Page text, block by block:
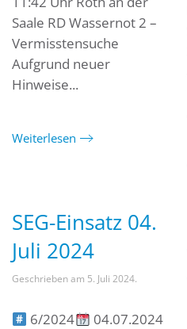
Saale RD Wassernot 2 –
Vermisstensuche
Aufgrund neuer
Hinweise...
Weiterlesen
SEG-Einsatz 04.
Juli 2024
Geschrieben am 5. Juli 2024.
6/2024
04.07.2024